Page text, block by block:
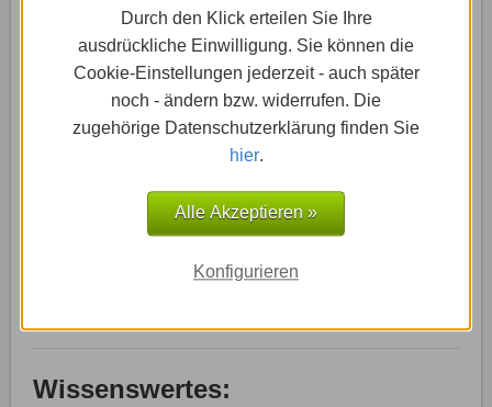
Durch den Klick erteilen Sie Ihre
ausdrückliche Einwilligung. Sie können die
Cookie-Einstellungen jederzeit - auch später
noch - ändern bzw. widerrufen. Die
zugehörige Datenschutzerklärung finden Sie
hier.
Alle Akzeptieren »
Konfigurieren
Platz sparen
Um eine vollständige Navigation durch die
Seite zu ermöglichen, muss das Menü alle
gewöhnlichen Menü sehr platzraubend sein. Durch die
Verwendung eines Ausklapp-Menüs werden die vielen
werden. Dadurch kann einiges an Platz eingespart
Wissenswertes: